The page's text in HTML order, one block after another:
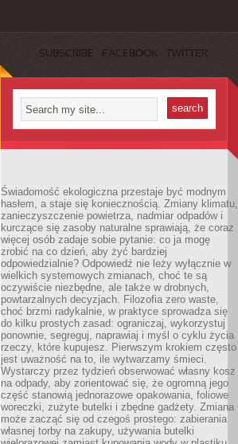
SUBSCRIBE FACEBOOK TWITTER
Świadomość ekologiczna przestaje być modnym
hasłem, a staje się koniecznością. Zmiany klimatu,
zanieczyszczenie powietrza, nadmiar odpadów i
kurczące się zasoby naturalne sprawiają, że coraz
więcej osób zadaje sobie pytanie: co ja mogę
zrobić na co dzień, aby żyć bardziej
odpowiedzialnie? Odpowiedź nie leży wyłącznie w
wielkich systemowych zmianach, choć te są
oczywiście niezbędne, ale także w drobnych,
powtarzalnych decyzjach. Filozofia zero waste,
choć brzmi radykalnie, w praktyce sprowadza się
do kilku prostych zasad: ograniczaj, wykorzystuj
ponownie, segreguj, naprawiaj i myśl o cyklu życia
rzeczy, które kupujesz. Pierwszym krokiem często
jest uważność na to, ile wytwarzamy śmieci.
Wystarczy przez tydzień obserwować własny kosz
na odpady, aby zorientować się, że ogromną jego
część stanowią jednorazowe opakowania, foliowe
woreczki, zużyte butelki i zbędne gadżety. Zmiana
może zacząć się od czegoś prostego: zabierania
własnej torby na zakupy, używania butelki